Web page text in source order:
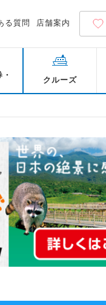
る質問 店舗案内
クルーズ